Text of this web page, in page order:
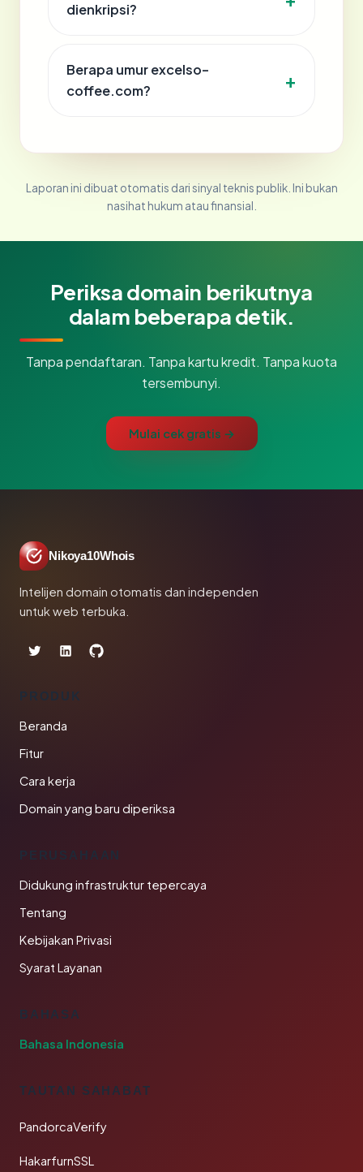
dienkripsi?
Berapa umur excelso-
coffee.com?
Laporan ini dibuat otomatis dari sinyal teknis publik. Ini bukan
nasihat hukum atau finansial.
Periksa domain berikutnya
dalam beberapa detik.
Tanpa pendaftaran. Tanpa kartu kredit. Tanpa kuota
tersembunyi.
Mulai cek gratis →
Nikoya10Whois
Intelijen domain otomatis dan independen
untuk web terbuka.
PRODUK
Beranda
Fitur
Cara kerja
Domain yang baru diperiksa
PERUSAHAAN
Didukung infrastruktur tepercaya
Tentang
Kebijakan Privasi
Syarat Layanan
BAHASA
Bahasa Indonesia
TAUTAN SAHABAT
PandorcaVerify
HakarfurnSSL